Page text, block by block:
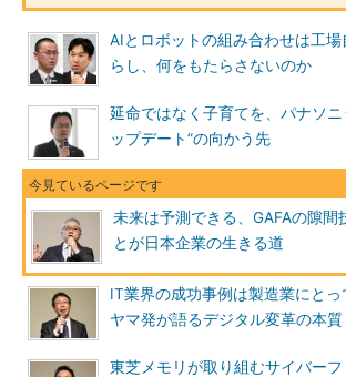
AIとロボットの組み合わせは工
らし、何をもたらさないのか
延命ではなく子育てを、パナソニ
ップデート”の向かう先
未来は予測できる、GAFAの隙間
とが日本企業の生きる道
IT業界の成功事例は製造業にと
ヤマ発が語るデジタル変革の本質
東芝メモリが取り組むサイバー